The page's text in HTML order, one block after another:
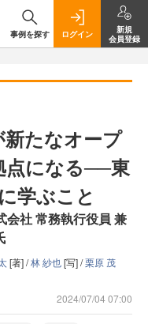
事例を探す ログイン
新規
会員登録
たなオープ
点になる──東
学ぶこと
会社 常務執行役員 兼
[著] /林 紗也[写] /栗原 茂
2024/07/04 07:00